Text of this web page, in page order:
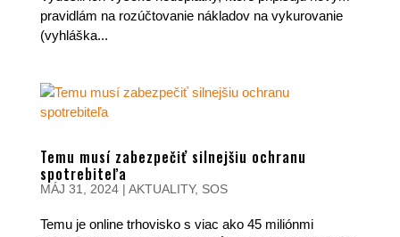
pravidlám na rozúčtovanie nákladov na vykurovanie
(vyhláška...
Temu musí zabezpečiť silnejšiu ochranu
spotrebiteľa
MÁJ 31, 2024| AKTUALITY, SOS
Temu je online trhovisko s viac ako 45 miliónmi